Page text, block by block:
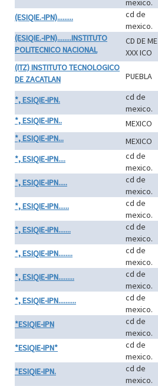
mexico.
(ESIQIE.-IPN).........
cd de
mexico.
(ESIQIE.-IPN)........INSTITUTO
POLITECNICO NACIONAL
CD DE ME
XXX ICO
(ITZ) INSTITUTO TECNOLOGICO
DE ZACATLAN
PUEBLA
*, ESIQIE-IPN.
cd de
mexico.
*, ESIQIE-IPN..
MEXICO
*, ESIQIE-IPN...
MEXICO
*, ESIQIE-IPN....
cd de
mexico.
*, ESIQIE-IPN.....
cd de
mexico.
*, ESIQIE-IPN......
cd de
mexico.
*, ESIQIE-IPN.......
cd de
mexico.
*, ESIQIE-IPN........
cd de
mexico.
*, ESIQIE-IPN.........
cd de
mexico.
*, ESIQIE-IPN..........
cd de
mexico.
*ESIQIE-IPN
cd de
mexico.
*ESIQIE-IPN*
cd de
mexico.
*ESIQIE-IPN.
cd de
mexico.